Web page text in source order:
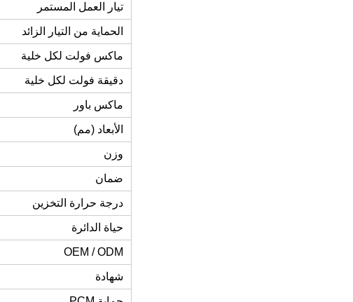
تيار العمل المستمر
الحماية من التيار الزائد
ماكس فولت لكل خلية
دقيقة فولت لكل خلية
ماكس باور
الأبعاد (مم)
وزن
ضمان
درجة حرارة التخزين
حياة الدائرة
OEM / ODM
شهادة